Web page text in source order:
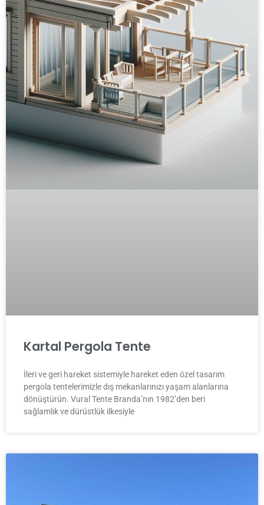
Kartal Pergola Tente
İleri ve geri hareket sistemiyle hareket eden özel tasarım
pergola tentelerimizle dış mekanlarınızı yaşam alanlarına
dönüştürün. Vural Tente Branda’nın 1982’den beri
sağlamlık ve dürüstlük ilkesiyle